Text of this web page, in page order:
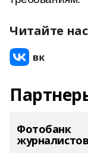
Читайте нас
Фотобанк